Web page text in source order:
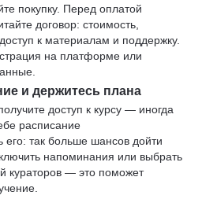
покупку. Перед оплатой
договор: стоимость,
к материалам и поддержку.
на платформе или
и держитесь плана
доступ к курсу — иногда
расписание
его: так больше шансов дойти
напоминания или выбрать
кураторов — это поможет